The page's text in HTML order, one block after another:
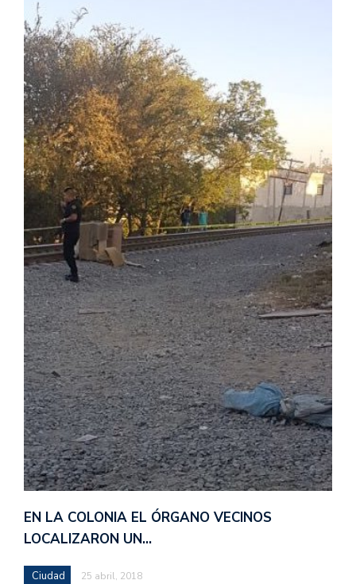
EN LA COLONIA EL ÓRGANO VECINOS
LOCALIZARON UN…
Ciudad 25 abril, 2018